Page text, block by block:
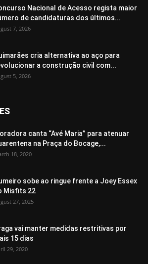
Nacional de Acesso regista maior
de candidaturas dos últimos...
7, 2026
cria alternativa ao aço para
a construção civil com...
5, 2026
canta “Avé Maria” para atenuar
na Praça do Bocage,...
18, 2020
sobe ao ringue frente a Joey Essex
Misfits 22
27, 2025
vai manter medidas restritivas por
15 dias
29, 2020